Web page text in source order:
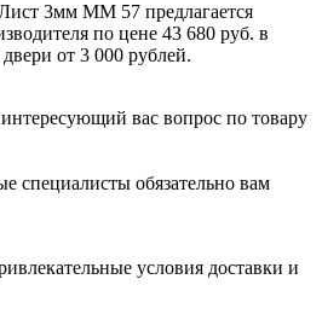
3мм ММ 57 предлагается
по цене 43 680 руб. в
от 3 000 рублей.
вас вопрос по товару
специалисты обязательно вам
условия доставки и